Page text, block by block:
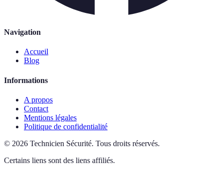
Navigation
Accueil
Blog
Informations
A propos
Contact
Mentions légales
Politique de confidentialité
© 2026 Technicien Sécurité. Tous droits réservés.
Certains liens sont des liens affiliés.